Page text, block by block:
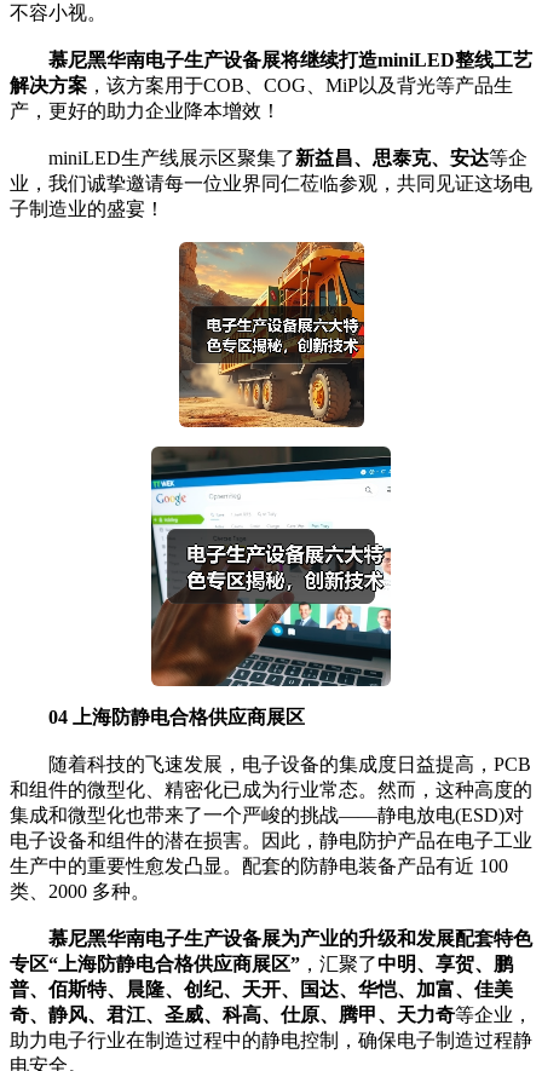
不容小视。
慕尼黑华南电子生产设备展将继续打造miniLED整线工艺
解决方案 ，该方案用于COB、COG、MiP以及背光等产品生
产，更好的助力企业降本增效！
miniLED生产线展示区聚集了新益昌、思泰克、安达等企
业，我们诚挚邀请每一位业界同仁莅临参观，共同见证这场电
子制造业的盛宴！
04 上海防静电合格供应商展区
随着科技的飞速发展，电子设备的集成度日益提高，PCB
和组件的微型化、精密化已成为行业常态。然而，这种高度的
集成和微型化也带来了一个严峻的挑战——静电放电(ESD)对
电子设备和组件的潜在损害。因此，静电防护产品在电子工业
生产中的重要性愈发凸显。配套的防静电装备产品有近 100
类、2000 多种。
慕尼黑华南电子生产设备展为产业的升级和发展配套特色
专区“上海防静电合格供应商展区” ，汇聚了中明、享贺、鹏
普、佰斯特、晨隆、创纪、天开、国达、华恺、加富、佳美
奇、静风、君江、圣威、科高、仕原、腾甲、天力奇等企业，
助力电子行业在制造过程中的静电控制，确保电子制造过程静
电安全。